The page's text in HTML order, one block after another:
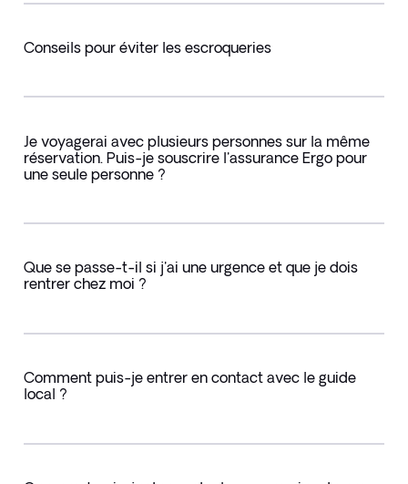
Conseils pour éviter les escroqueries
Je voyagerai avec plusieurs personnes sur la même
réservation. Puis-je souscrire l'assurance Ergo pour
une seule personne ?
Que se passe-t-il si j'ai une urgence et que je dois
rentrer chez moi ?
Comment puis-je entrer en contact avec le guide
local ?